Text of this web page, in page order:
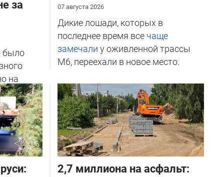
за
было
на
07 августа 2026
Дикие лошади, которых в
последнее время все чаще
замечали у оживленной трассы
М6, переехали в новое место.
2,7 миллиона на асфальт: